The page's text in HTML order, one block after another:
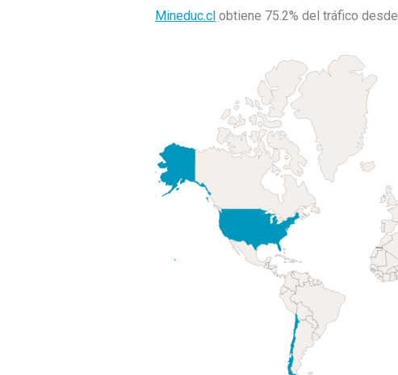
Mineduc.cl obtiene 75.2% del tráfico desde